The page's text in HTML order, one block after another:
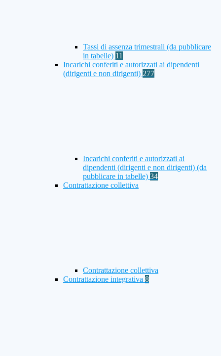
Tassi di assenza trimestrali (da pubblicare
in tabelle) 11
Incarichi conferiti e autorizzati ai dipendenti
(dirigenti e non dirigenti) 277
Incarichi conferiti e autorizzati ai
dipendenti (dirigenti e non dirigenti) (da
pubblicare in tabelle) 34
Contrattazione collettiva
Contrattazione collettiva
Contrattazione integrativa 8